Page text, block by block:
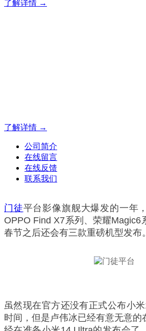
了解详情 →
了解详情 →
公司简介
在线留言
在线反馈
联系我们
门徒平台影像旗舰大爆发的一年
OPPO Find X7系列、荣耀Magic6
春节之后还会有三款重磅机型发布。
虽然现在官方还没有正式公布小
时间，但是卢伟冰已经有意无意的